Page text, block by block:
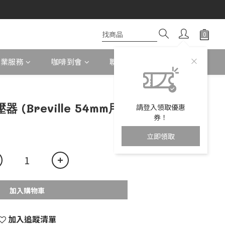
請登入領取優惠
券！
立即領取
服務 咖啡到會 聯絡我們
器 (Breville 54mm用)
加入購物車
加入追蹤清單